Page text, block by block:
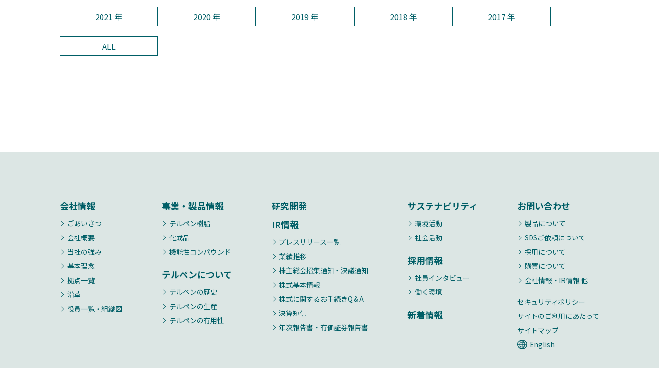
2021 年 2020 年 2019 年 2018 年 2017 年
ALL
会社情報
ごあいさつ
会社概要
当社の強み
基本理念
拠点一覧
沿革
役員一覧・組織図
事業・製品情報
テルペン樹脂
化成品
機能性コンパウンド
テルペンについて
テルペンの歴史
テルペンの生産
テルペンの有用性
研究開発
IR情報
プレスリリース一覧
業績推移
株主総会招集通知・決議通知
株式基本情報
株式に関するお手続きQ＆A
決算短信
年次報告書・有価証券報告書
サステナビリティ
環境活動
社会活動
採用情報
社員インタビュー
働く環境
新着情報
お問い合わせ
製品について
SDSご依頼について
採用について
購買について
会社情報・IR情報 他
セキュリティポリシー
サイトのご利用にあたって
サイトマップ
English